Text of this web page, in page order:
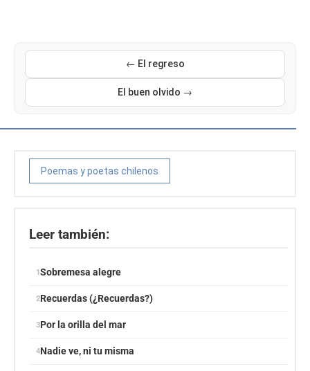
← El regreso
El buen olvido →
Poemas y poetas chilenos
Leer también:
Sobremesa alegre
Recuerdas (¿Recuerdas?)
Por la orilla del mar
Nadie ve, ni tu misma